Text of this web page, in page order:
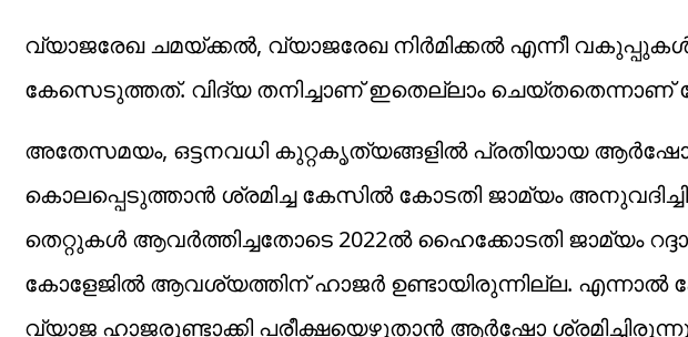
വ്യാജരേഖ ചമയ്ക്കല്‍, വ്യാജരേഖ നിര്‍മിക്കല്‍ എന്നീ
കേസെടുത്തത്. വിദ്യ തനിച്ചാണ് ഇതെല്ലാം
അതേസമയം, ഒട്ടനവധി കുറ്റകൃത്യങ്ങളില്‍ പ്രതിയായ
കൊലപ്പെടുത്താന്‍ ശ്രമിച്ച കേസില്‍ കോടതി ജാമ്യം
തെറ്റുകള്‍ ആവര്‍ത്തിച്ചതോടെ 2022ല്‍ ഹൈക്കോടതി ജാമ്യം
കോളേജില്‍ ആവശ്യത്തിന് ഹാജര്‍ ഉണ്ടായിരുന്നില്ല.
വ്യാജ ഹാജരുണ്ടാക്കി പരീക്ഷയെഴുതാന്‍ ആര്‍ഷോ